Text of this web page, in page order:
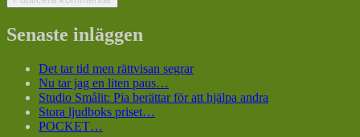
Senaste inläggen
Det tar tid men rättvisan segrar
Nu tar jag en liten paus…
Studio Smålit: Pia berättar för att hjälpa andra
Stora ljudboks priset…
POCKET…